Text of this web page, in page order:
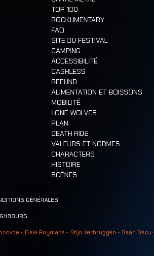
TOP 100
ROCKUMENTARY
FAQ
SITE DU FESTIVAL
CAMPING
ACCESSIBILITÉ
CASHLESS
REFUND
ALIMENTATION ET BOISSONS
MOBILITÉ
LONE WOLVES
PLAN
DEATH RIDE
VALEURS ET NORMES
CHARACTERS
HISTOIRE
SCÈNES
GÉNÉRALES
- Elsie Roymans - Stijn Verbruggen - Daan